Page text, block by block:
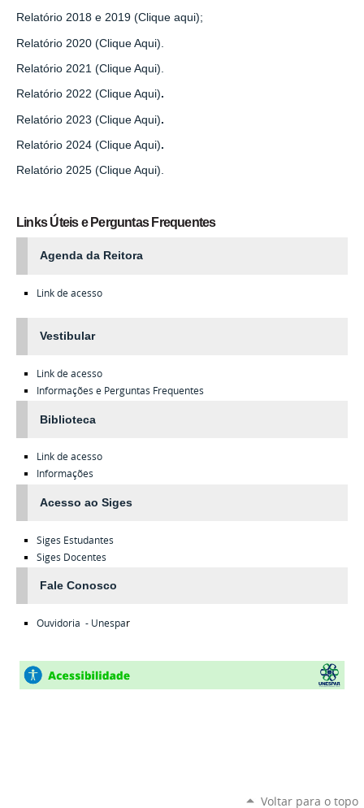
Relatório 2018 e 2019 (Clique aqui);
Relatório 2020 (Clique Aqui).
Relatório 2021 (Clique Aqui).
Relatório 2022 (Clique Aqui).
Relatório 2023 (Clique Aqui).
Relatório 2024 (Clique Aqui).
Relatório 2025 (Clique Aqui).
Links Úteis e Perguntas Frequentes
Agenda da Reitora
Link de acesso
Vestibular
Link de acesso
Informações e Perguntas Frequentes
Biblioteca
Link de acesso
Informações
Acesso ao Siges
Siges Estudantes
Siges Docentes
Fale Conosco
Ouvidoria - Unespar
Voltar para o topo